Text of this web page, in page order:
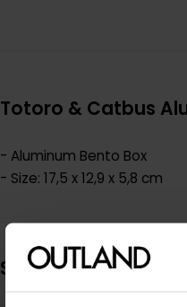
Totoro & Catbus
- Aluminum Bento Box
- Size: 17,5 x 12,9 x 5,8 cm
Spesifikasjoner